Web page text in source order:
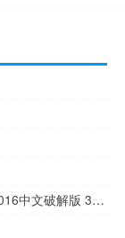
BIM2016中文破解版 32/64位 免费版（BIM2016中文破解版 32/64位 免费版功能简介）